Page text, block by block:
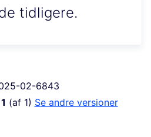
tidligere.
02-6843
(af 1) se andre versioner